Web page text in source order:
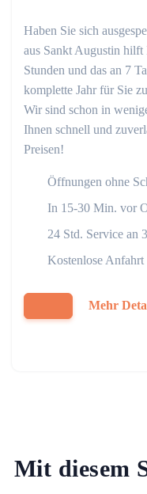
Haben Sie sich
aus Sankt Augustin hilft
Stunden und das an 7
komplette Jahr für Sie
Wir sind schon in
Ihnen schnell und
Preisen!
Öffnungen ohne
In 15-30 Min. vor
24 Std. Service an
Kostenlose Anfahrt
Mehr
Mit diesem